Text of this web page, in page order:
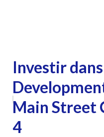
Investir
Main Street
4